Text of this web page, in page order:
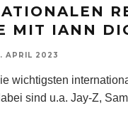
MIT IANN
APRIL 2023
wichtigsten
sind u.a. Jay-Z,